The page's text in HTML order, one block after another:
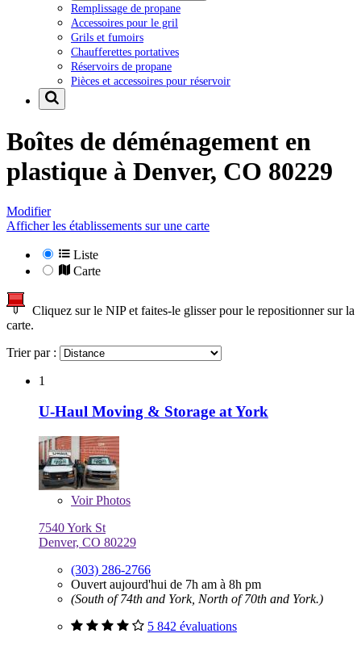
Remplissage de propane
Accessoires pour le gril
Grils et fumoirs
Chaufferettes portatives
Réservoirs de propane
Pièces et accessoires pour réservoir
Boîtes de déménagement en
plastique à Denver, CO 80229
Modifier
Afficher les établissements sur une carte
Liste
Carte
Cliquez sur le NIP et faites-le glisser pour le repositionner sur la
carte.
Trier par :
1
U-Haul Moving & Storage at York
VoirPhotos
7540 York St
Denver, CO 80229
(303) 286-2766
Ouvert aujourd'hui de 7h am à 8h pm
(South of 74th and York, North of 70th and York.)
5 842 évaluations